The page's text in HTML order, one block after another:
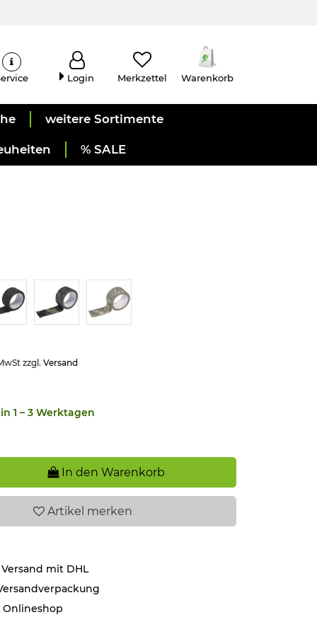
Login Merkzettel Warenkorb
weitere Sortimente
% SALE
zzgl. Versand
1 – 3 Werktagen
In den Warenkorb
Artikel merken
mit DHL